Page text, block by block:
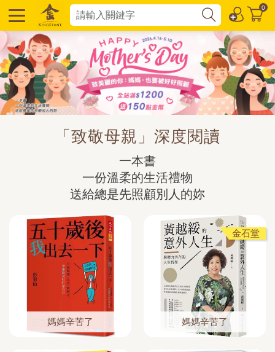
0
「致敬母親」深度閱讀
一本書
一份溫柔的生活禮物
送給總是先照顧別人的妳
媽媽辛苦了
金石堂
媽媽辛苦了